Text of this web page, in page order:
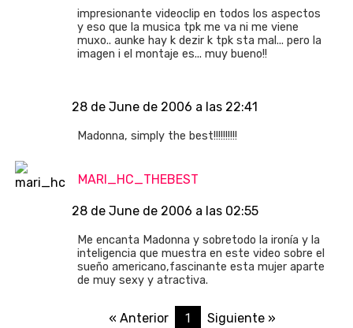
impresionante videoclip en todos los aspectos
y eso que la musica tpk me va ni me viene
muxo.. aunke hay k dezir k tpk sta mal... pero la
imagen i el montaje es... muy bueno!!
28 de June de 2006 a las 22:41
Madonna, simply the best!!!!!!!!!!
MARI_HC_THEBEST
28 de June de 2006 a las 02:55
Me encanta Madonna y sobretodo la ironía y la
inteligencia que muestra en este video sobre el
sueño americano,fascinante esta mujer aparte
de muy sexy y atractiva.
« Anterior 1 Siguiente »